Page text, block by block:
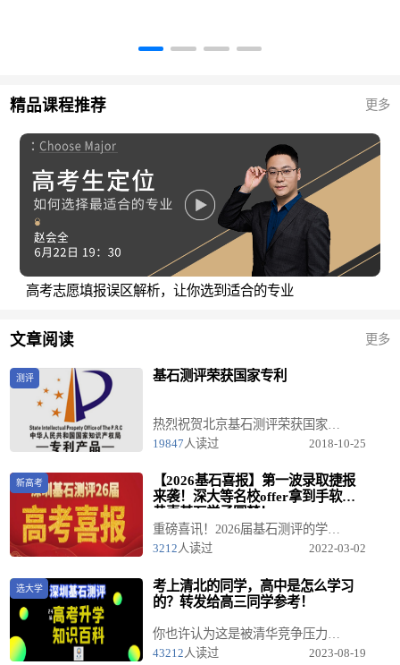
精品课程推荐 更多
高考志愿填报误区解析，让你选到适合的专业
文章阅读 更多
测评 基石测评荣获国家专利
热烈祝贺北京基石测评荣获国家专利....
19847人读过 2018-10-25
新高考
【2026基石喜报】第一波录取捷报
来袭！深大等名校offer拿到手软，
恭喜基石学子圆梦！
重磅喜讯！2026届基石测评的学子们开始霸榜了！ 当各大高校开始发放录取通知书，深圳基石测评的微信群里也变成了欢乐的海洋！看着孩子们的名字与心仪的大学紧紧相连，我们感到无比的骄傲与自豪。
3212人读过 2022-03-02
选大学
考上清北的同学，高中是怎么学习
的？转发给高三同学参考！
你也许认为这是被清华竞争压力逼的，但是事实上，对大多数清华学生来说，这就是他们在中学刻苦努力的习惯、毅力和耐心的延续，以及受中学时培养出来的上进心与野心的激励。
43212人读过 2023-08-19